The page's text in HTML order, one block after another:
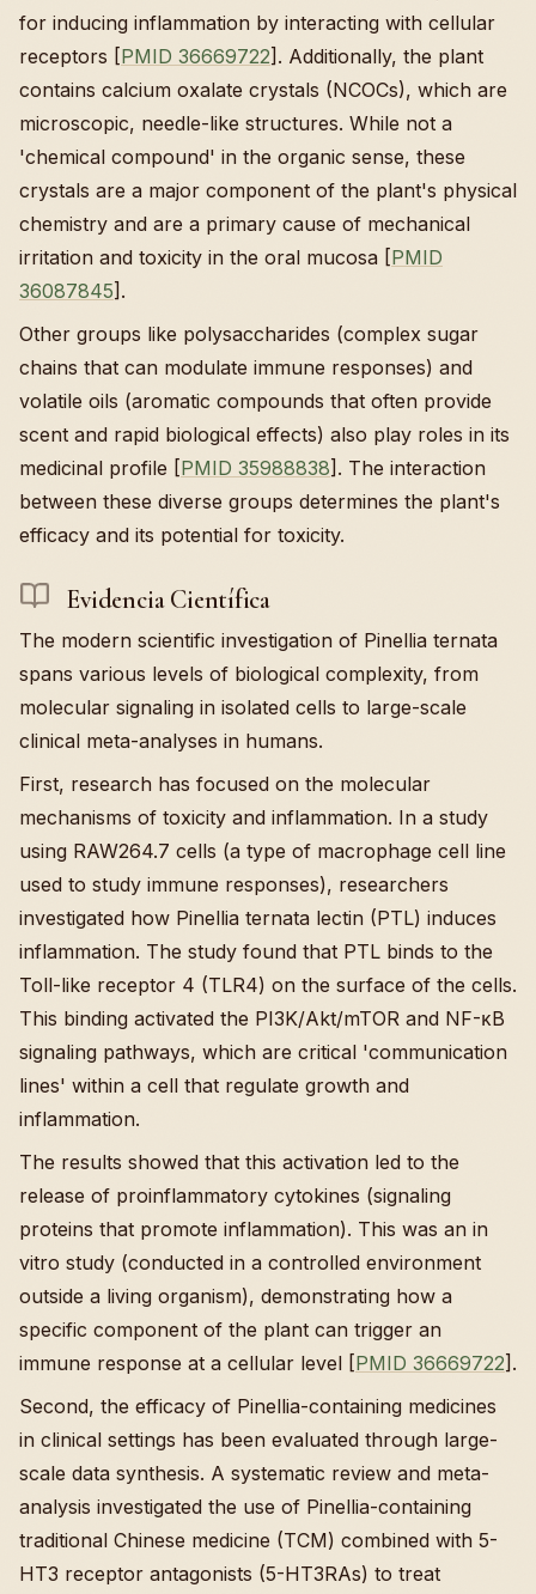
for inducing inflammation by interacting with cellular
receptors [PMID 36669722]. Additionally, the plant
contains calcium oxalate crystals (NCOCs), which are
microscopic, needle-like structures. While not a
'chemical compound' in the organic sense, these
crystals are a major component of the plant's physical
chemistry and are a primary cause of mechanical
irritation and toxicity in the oral mucosa [PMID
36087845].
Other groups like polysaccharides (complex sugar
chains that can modulate immune responses) and
volatile oils (aromatic compounds that often provide
scent and rapid biological effects) also play roles in its
medicinal profile [PMID 35988838]. The interaction
between these diverse groups determines the plant's
efficacy and its potential for toxicity.
Evidencia Científica
The modern scientific investigation of Pinellia ternata
spans various levels of biological complexity, from
molecular signaling in isolated cells to large-scale
clinical meta-analyses in humans.
First, research has focused on the molecular
mechanisms of toxicity and inflammation. In a study
using RAW264.7 cells (a type of macrophage cell line
used to study immune responses), researchers
investigated how Pinellia ternata lectin (PTL) induces
inflammation. The study found that PTL binds to the
Toll-like receptor 4 (TLR4) on the surface of the cells.
This binding activated the PI3K/Akt/mTOR and NF-κB
signaling pathways, which are critical 'communication
lines' within a cell that regulate growth and
inflammation.
The results showed that this activation led to the
release of proinflammatory cytokines (signaling
proteins that promote inflammation). This was an in
vitro study (conducted in a controlled environment
outside a living organism), demonstrating how a
specific component of the plant can trigger an
immune response at a cellular level [PMID 36669722].
Second, the efficacy of Pinellia-containing medicines
in clinical settings has been evaluated through large-
scale data synthesis. A systematic review and meta-
analysis investigated the use of Pinellia-containing
traditional Chinese medicine (TCM) combined with 5-
HT3 receptor antagonists (5-HT3RAs) to treat